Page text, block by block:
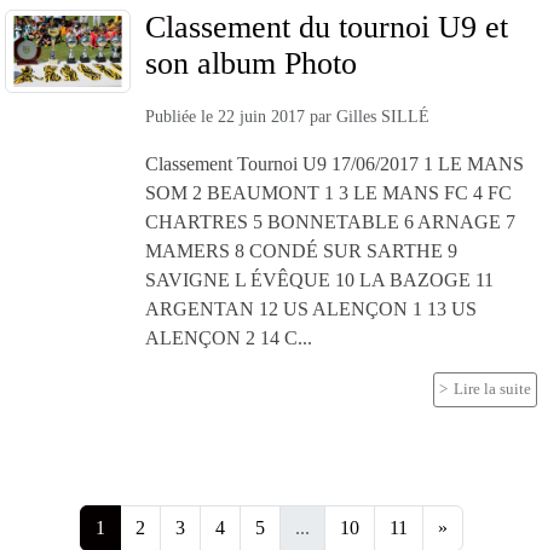
Classement du tournoi U9 et
son album Photo
Publiée le 22 juin 2017 par Gilles SILLÉ
Classement Tournoi U9 17/06/2017 1 LE MANS
SOM 2 BEAUMONT 1 3 LE MANS FC 4 FC
CHARTRES 5 BONNETABLE 6 ARNAGE 7
MAMERS 8 CONDÉ SUR SARTHE 9
SAVIGNE L ÉVÊQUE 10 LA BAZOGE 11
ARGENTAN 12 US ALENÇON 1 13 US
ALENÇON 2 14 C...
Lire la suite
1 2 3 4 5 ... 10 11 »